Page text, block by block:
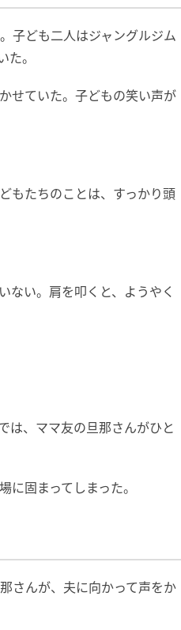
子ども二人はジャングルジム
。
せていた。子どもの笑い声が
もたちのことは、すっかり頭
ない。肩を叩くと、ようやく
は、ママ友の旦那さんがひと
に固まってしまった。
さんが、夫に向かって声をか